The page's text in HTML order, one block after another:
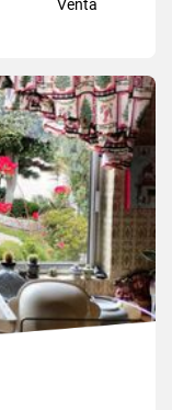
Venta